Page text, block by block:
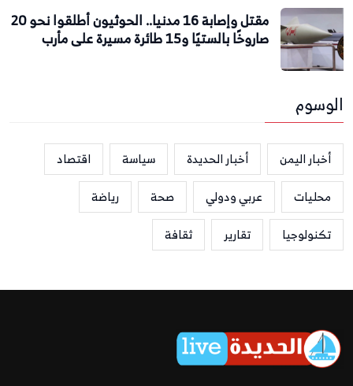
مقتل وإصابة 16 مدنيا.. الحوثيون أطلقوا نحو 20
صاروخًا بالستيًا و15 طائرة مسيرة على مأرب
الوسوم
أخبار اليمن أخبار الحديدة سياسة
اقتصاد
محليات
عربي ودولي صحة
رياضة
تكنولوجيا
تقارير ثقافة